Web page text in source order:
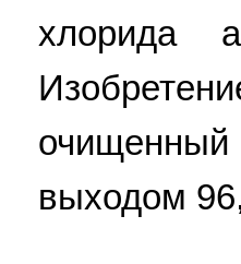
хлорида
очищенный
выходом